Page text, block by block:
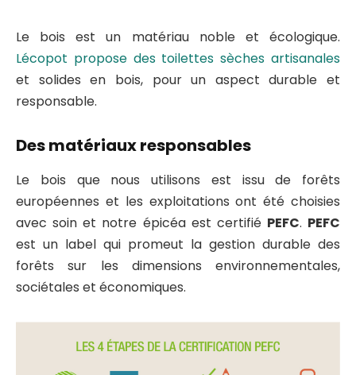
Le bois est un matériau noble et écologique.
Lécopot propose des toilettes sèches artisanales
et solides en bois, pour un aspect durable et
responsable.
Des matériaux responsables
Le bois que nous utilisons est issu de forêts
européennes et les exploitations ont été choisies
avec soin et notre épicéa est certifié PEFC. PEFC
est un label qui promeut la gestion durable des
forêts sur les dimensions environnementales,
sociétales et économiques.